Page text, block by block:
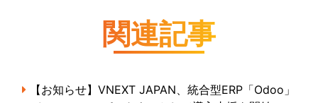
関連記事
【お知らせ】VNEXT JAPAN、統合型ERP「Odoo」